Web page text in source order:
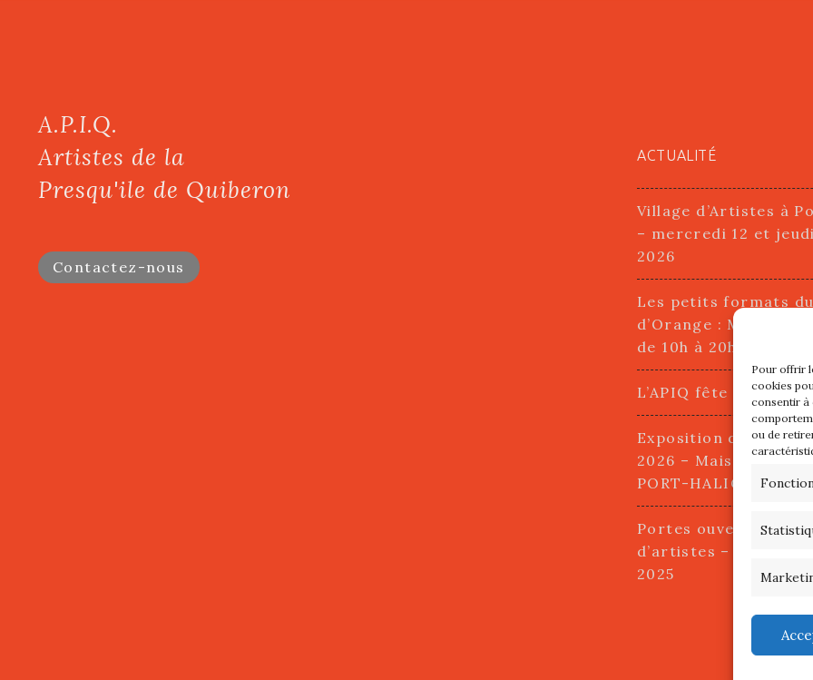
Pour offrir
cookies
consentir à
ou de
A.P.I.Q.
Artistes de la
Presqu'ile de Quiberon
Contactez-nous
ACTUALITÉ
Village d’Artistes à
– mercredi 12 et
2026
Les petits formats
d’Orange : Mercredi
de 10h à 20h
L’APIQ fête ses 10
Exposition du 20
2026 – Maison du
PORT-HALIGUEN –
Portes ouvertes des
d’artistes – 13 et 14
2025